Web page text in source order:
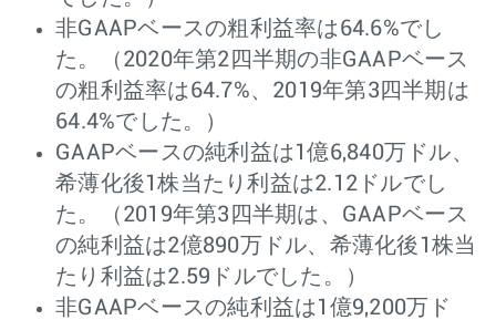
非GAAPベースの粗利益率は64.6%でし
た。（2020年第2四半期の非GAAPベース
の粗利益率は64.7%、2019年第3四半期は
64.4%でした。）
GAAPベースの純利益は1億6,840万ドル、
希薄化後1株当たり利益は2.12ドルでし
た。（2019年第3四半期は、GAAPベース
の純利益は2億890万ドル、希薄化後1株当
たり利益は2.59ドルでした。）
非GAAPベースの純利益は1億9,200万ド